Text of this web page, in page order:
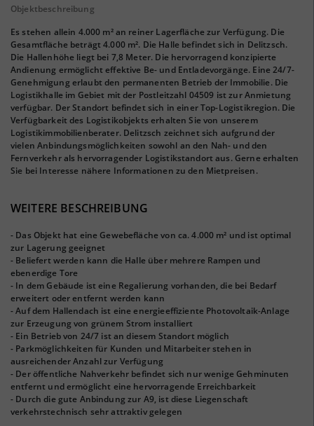
Objektbeschreibung
Es stehen allein 4.000 m² an reiner Lagerfläche zur Verfügung. Die
Gesamtfläche beträgt 4.000 m². Die Halle befindet sich in Delitzsch.
Die Hallenhöhe liegt bei 7,8 Meter. Die hervorragend konzipierte
Andienung ermöglicht effektive Be- und Entladevorgänge. Eine 24/7-
Genehmigung erlaubt den permanenten Betrieb der Immobilie. Die
Logistikhalle im Gebiet mit der Postleitzahl 04509 ist zur Anmietung
verfügbar. Der Standort befindet sich in einer Top-Logistikregion. Die
Verfügbarkeit des Logistikobjekts erhalten Sie von unserem
Logistikimmobilienberater. Delitzsch zeichnet sich aufgrund der
vielen Anbindungsmöglichkeiten sowohl an den Nah- und den
Fernverkehr als hervorragender Logistikstandort aus. Gerne erhalten
Sie bei Interesse nähere Informationen zu den Mietpreisen.
WEITERE BESCHREIBUNG
- Das Objekt hat eine Gewebefläche von ca. 4.000 m² und ist optimal
zur Lagerung geeignet
- Beliefert werden kann die Halle über mehrere Rampen und
ebenerdige Tore
- In dem Gebäude ist eine Regalierung vorhanden, die bei Bedarf
erweitert oder entfernt werden kann
- Auf dem Hallendach ist eine energieeffiziente Photovoltaik-Anlage
zur Erzeugung von grünem Strom installiert
- Ein Betrieb von 24/7 ist an diesem Standort möglich
- Parkmöglichkeiten für Kunden und Mitarbeiter stehen in
ausreichender Anzahl zur Verfügung
- Der öffentliche Nahverkehr befindet sich nur wenige Gehminuten
entfernt und ermöglicht eine hervorragende Erreichbarkeit
- Durch die gute Anbindung zur A9, ist diese Liegenschaft
verkehrstechnisch sehr attraktiv gelegen